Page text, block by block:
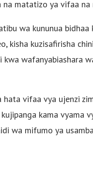
matatizo ya vifaa
wa kununua
kisha kuzisafirisha
kwa wafanyabiashara
hata vifaa vya ujenzi
kama vyama
wa mifumo ya